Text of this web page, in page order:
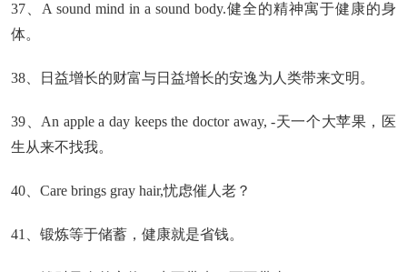
37、A sound mind in a sound body.健全的精神寓于健康的身
体。
38、日益增长的财富与日益增长的安逸为人类带来文明。
39、An apple a day keeps the doctor away, -天一个大苹果，医
生从来不找我。
40、Care brings gray hair,忧虑催人老？
41、锻炼等于储蓄，健康就是省钱。